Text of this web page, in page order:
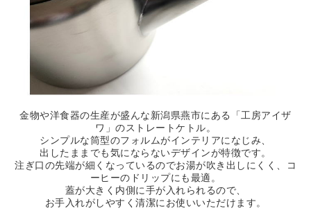
金物や洋食器の生産が盛んな新潟県燕市にある「工房アイザ
ワ」のストレートケトル。
シンプルな筒型のフォルムがインテリアになじみ、
出したままでも気にならないデザインが特徴です。
注ぎ口の先端が細くなっているのでお湯が吹き出しにくく、コ
ーヒーのドリップにも最適。
蓋が大きく内側に手が入れられるので、
お手入れがしやすく清潔にお使いいただけます。